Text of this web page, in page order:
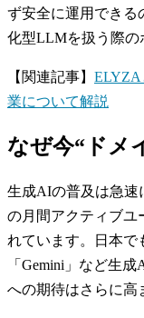
ず安全に運用できる
化型LLMを扱う際の
【関連記事】
業について解説
なぜ今“ドメ
生成AIの普及は急速
の月間アクティブユ
れています。日本で
「Gemini」など生
への期待はさらに高